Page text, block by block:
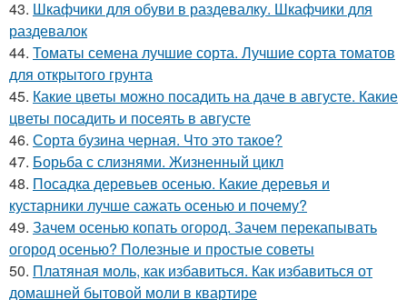
43. Шкафчики для обуви в раздевалку. Шкафчики для
раздевалок
44. Томаты семена лучшие сорта. Лучшие сорта томатов
для открытого грунта
45. Какие цветы можно посадить на даче в августе. Какие
цветы посадить и посеять в августе
46. Сорта бузина черная. Что это такое?
47. Борьба с слизнями. Жизненный цикл
48. Посадка деревьев осенью. Какие деревья и
кустарники лучше сажать осенью и почему?
49. Зачем осенью копать огород. Зачем перекапывать
огород осенью? Полезные и простые советы
50. Платяная моль, как избавиться. Как избавиться от
домашней бытовой моли в квартире